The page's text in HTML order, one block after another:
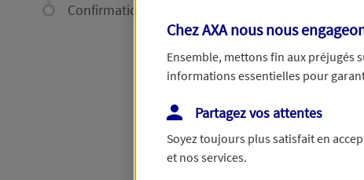
Confirmation
Votre message :
Vous disposez de droits sur
Chez AXA nous nous
Ensemble, mettons fin aux préjugés
informations essentielles pour
Partagez vos attentes
Soyez toujours plus satisfait en
et nos services.